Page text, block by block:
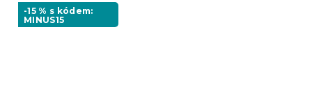
-15 % s kódem:
MINUS15